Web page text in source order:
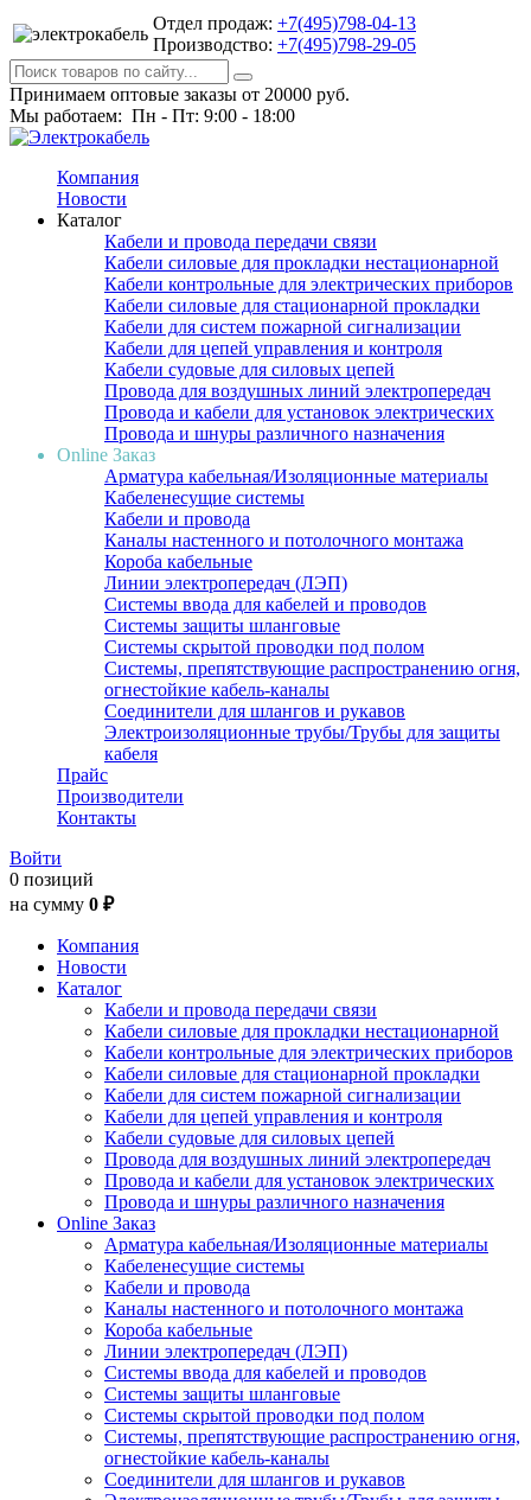
Отдел продаж: +7(495)798-04-13
Производство: +7(495)798-29-05
Принимаем оптовые заказы от 20000 руб.
Мы работаем: Пн - Пт: 9:00 - 18:00
Компания
Новости
Каталог
Кабели и провода передачи связи
Кабели силовые для прокладки нестационарной
Кабели контрольные для электрических приборов
Кабели силовые для стационарной прокладки
Кабели для систем пожарной сигнализации
Кабели для цепей управления и контроля
Кабели судовые для силовых цепей
Провода для воздушных линий электропередач
Провода и кабели для установок электрических
Провода и шнуры различного назначения
Online Заказ
Арматура кабельная/Изоляционные материалы
Кабеленесущие системы
Кабели и провода
Каналы настенного и потолочного монтажа
Короба кабельные
Линии электропередач (ЛЭП)
Системы ввода для кабелей и проводов
Системы защиты шланговые
Системы скрытой проводки под полом
Системы, препятствующие распространению огня,
огнестойкие кабель-каналы
Соединители для шлангов и рукавов
Электроизоляционные трубы/Трубы для защиты
кабеля
Прайс
Производители
Контакты
Войти
0 позиций
на сумму 0 ₽
Компания
Новости
Каталог
Кабели и провода передачи связи
Кабели силовые для прокладки нестационарной
Кабели контрольные для электрических приборов
Кабели силовые для стационарной прокладки
Кабели для систем пожарной сигнализации
Кабели для цепей управления и контроля
Кабели судовые для силовых цепей
Провода для воздушных линий электропередач
Провода и кабели для установок электрических
Провода и шнуры различного назначения
Online Заказ
Арматура кабельная/Изоляционные материалы
Кабеленесущие системы
Кабели и провода
Каналы настенного и потолочного монтажа
Короба кабельные
Линии электропередач (ЛЭП)
Системы ввода для кабелей и проводов
Системы защиты шланговые
Системы скрытой проводки под полом
Системы, препятствующие распространению огня,
огнестойкие кабель-каналы
Соединители для шлангов и рукавов